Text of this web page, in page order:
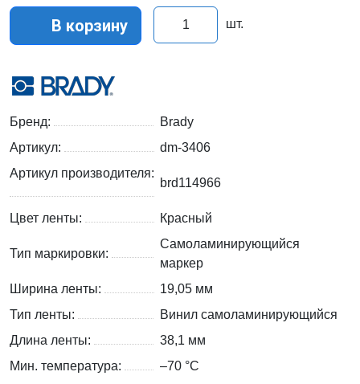
В корзину шт.
Бренд:
Brady
Артикул:
dm-3406
Артикул производителя:
brd114966
Цвет ленты: Красный
Тип маркировки:
Самоламинирующийся
маркер
Ширина ленты:
19,05 мм
Тип ленты:
Винил самоламинирующийся
Длина ленты:
38,1 мм
Мин. температура:
–70 °С